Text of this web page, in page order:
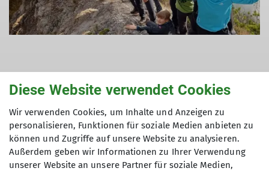
Details Familiengruppe
Familiengruppe
Diese Website verwendet Cookies
Wir verwenden Cookies, um Inhalte und Anzeigen zu
personalisieren, Funktionen für soziale Medien anbieten zu
können und Zugriffe auf unsere Website zu analysieren.
Außerdem geben wir Informationen zu Ihrer Verwendung
unserer Website an unsere Partner für soziale Medien,